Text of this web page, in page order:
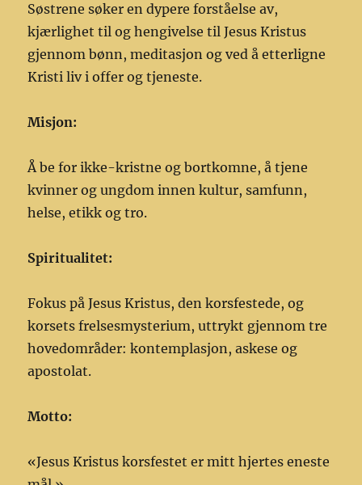
Søstrene søker en dypere forståelse av,
kjærlighet til og hengivelse til Jesus Kristus
gjennom bønn, meditasjon og ved å etterligne
Kristi liv i offer og tjeneste.
Misjon:
Å be for ikke-kristne og bortkomne, å tjene
kvinner og ungdom innen kultur, samfunn,
helse, etikk og tro.
Spiritualitet:
Fokus på Jesus Kristus, den korsfestede, og
korsets frelsesmysterium, uttrykt gjennom tre
hovedområder: kontemplasjon, askese og
apostolat.
Motto:
«Jesus Kristus korsfestet er mitt hjertes eneste